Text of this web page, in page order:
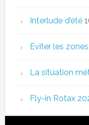
Interlude d’été
Eviter les
La situation
Fly-in Rotax